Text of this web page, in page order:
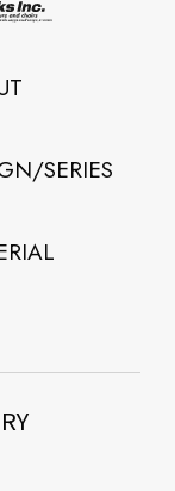
SERIES